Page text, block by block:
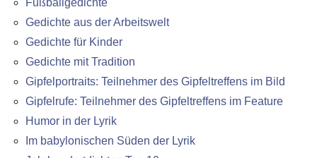
Gedichte aus der Arbeitswelt
Gedichte für Kinder
Gedichte mit Tradition
Gipfelportraits: Teilnehmer des Gipfeltreffens im Bild
Gipfelrufe: Teilnehmer des Gipfeltreffens im Feature
Humor in der Lyrik
Im babylonischen Süden der Lyrik